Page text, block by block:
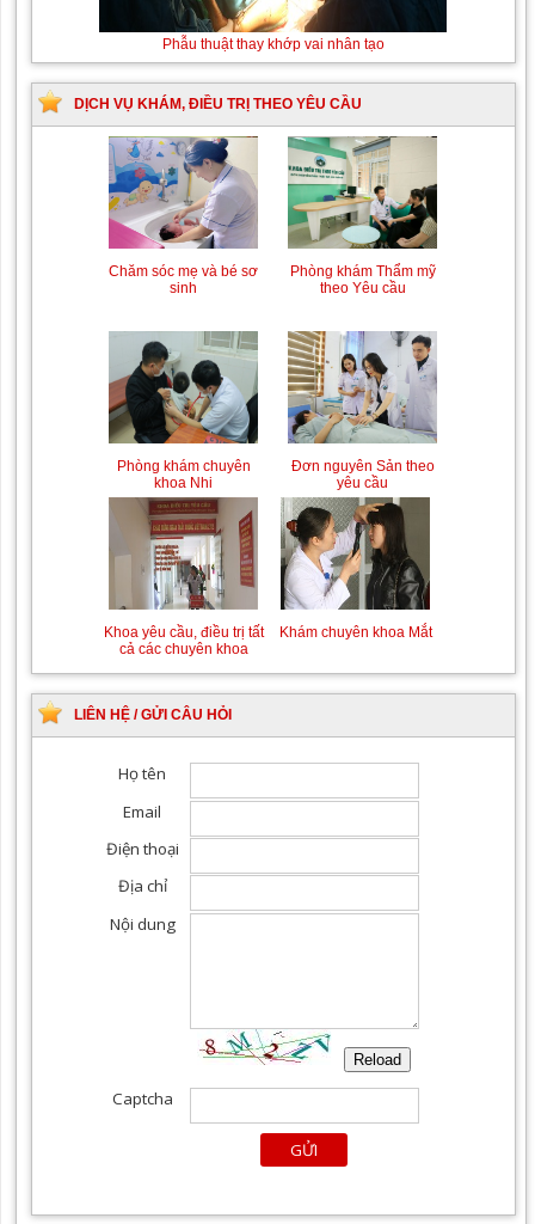
Phẫu thuật thay khớp vai nhân tạo
DỊCH VỤ KHÁM, ĐIỀU TRỊ THEO YÊU CẦU
Chăm sóc mẹ và bé sơ
Trung tâm chăm sóc mẹ
bầu và sau sinh
Phòng khám Thẩm mỹ
Khám bệnh nhân mắc
các bệnh lý về xương,
Phòng khám chuyên
khoa Nhi
Chiếu tia Plasma lạnh hỗ
trợ điều trị vết thương
Đơn nguyên Sản theo
Khám bệnh nhân sau
phẫu thuật
Khoa yêu cầu, điều trị tất
cả các chuyên khoa
Khám Ngoại khoa
Đội ngũ hướng dẫn
LIÊN HỆ / GỬI CÂU HỎI